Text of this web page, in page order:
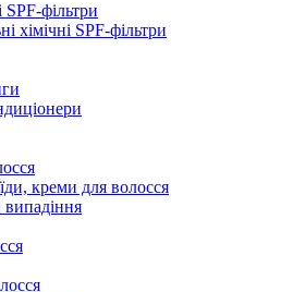
SPF-фільтри
хімічні SPF-фільтри
креми для волосся